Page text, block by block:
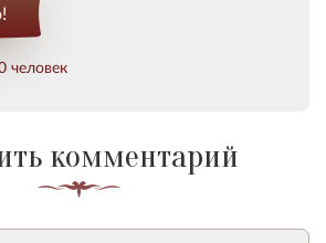
человек
комментарий